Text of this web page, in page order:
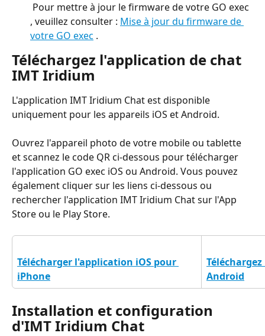
, veuillez consulter : Mise à jour du firmware de
votre GO exec .
Téléchargez l'application de chat
IMT Iridium
L'application IMT Iridium Chat est disponible
uniquement pour les appareils iOS et Android.
Ouvrez l'appareil photo de votre mobile ou tablette
et scannez le code QR ci-dessous pour télécharger
l'application GO exec iOS ou Android. Vous pouvez
également cliquer sur les liens ci-dessous ou
rechercher l'application IMT Iridium Chat sur l'App
Store ou le Play Store.
Télécharger l'application iOS pour
iPhone
Android
Installation et configuration
d'IMT Iridium Chat